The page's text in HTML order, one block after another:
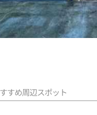
すめ周辺スポット